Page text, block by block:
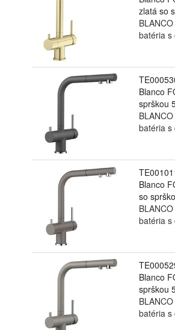
zlatá so
batéria s
Blanco
sprškou
batéria s
Blanco
so
batéria s
Blanco
sprškou
batéria s